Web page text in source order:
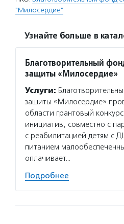
"Милосердие"
Узнайте больше в
Благотворительный
защиты «Милосердие»
Услуги:
защиты «Милосердие»
области грантовый
инициатив, совместно с
с реабилитацией детям с
питанием
оплачивает…
Подробнее